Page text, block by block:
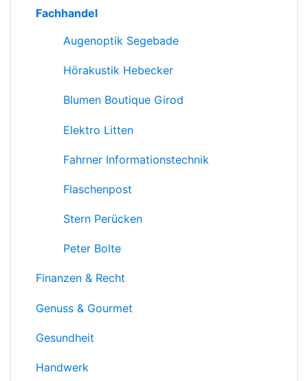
Fachhandel
Augenoptik Segebade
Hörakustik Hebecker
Blumen Boutique Girod
Elektro Litten
Fahrner Informationstechnik
Flaschenpost
Stern Perücken
Peter Bolte
Finanzen & Recht
Genuss & Gourmet
Gesundheit
Handwerk